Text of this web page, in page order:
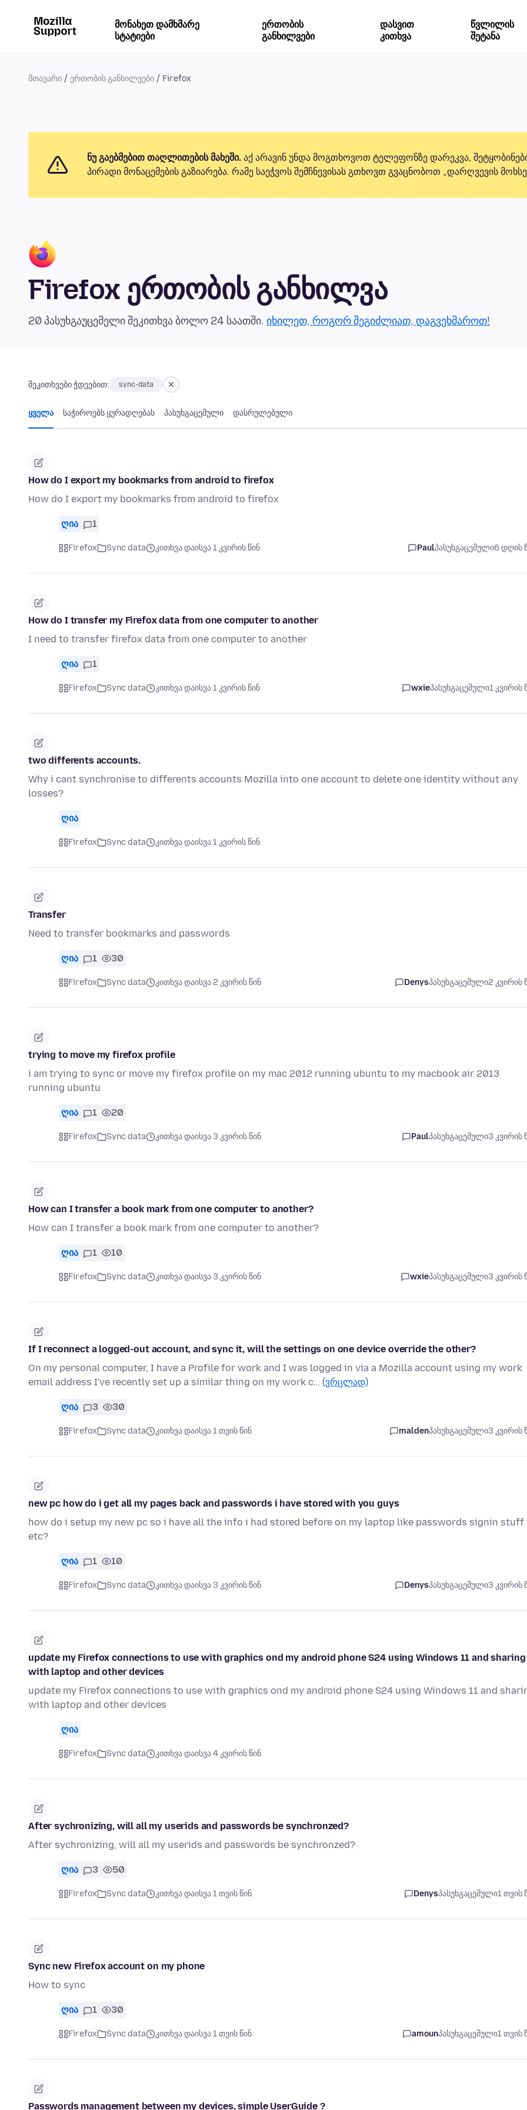
მონახეთ დამხმარე
სტატიები
ერთობის
განხილვები
დასვით
კითხვა
წვლილის
შეტანა
მთავარი ერთობის განხილვები Firefox
ნუ გაებმებით თაღლითების მახეში. აქ არავინ უნდა მოგთხოვოთ ტელეფონზე დარეკვა,
პირადი მონაცემების გაზიარება. რამე საეჭვოს შემჩნევისას გთხოვთ გვაცნობოთ „დარღვევის
Firefox ერთობის განხილვა
20 პასუხგაუცემელი შეკითხვა ბოლო 24 საათში. იხილეთ, როგორ შეგიძლიათ, დაგვეხმაროთ!
შეკითხვები ჭდეებით: sync-data
ყველა საჭიროებს ყურადღებას პასუხგაცემული დასრულებული
How do I export my bookmarks from android to firefox
How do I export my bookmarks from android to firefox
ღია 1
Firefox Sync data კითხვა დაისვა 1 კვირის წინ Paulპასუხგაცემული6 დღის
How do I transfer my Firefox data from one computer to another
I need to transfer firefox data from one computer to another
ღია 1
Firefox Sync data კითხვა დაისვა 1 კვირის წინ wxieპასუხგაცემული1 კვირის
two differents accounts.
Why i cant synchronise to differents accounts Mozilla into one account to delete one identity without any
losses?
ღია
Firefox Sync data კითხვა დაისვა 1 კვირის წინ
Transfer
Need to transfer bookmarks and passwords
ღია 1 30
Firefox Sync data კითხვა დაისვა 2 კვირის წინ Denysპასუხგაცემული2 კვირის
trying to move my firefox profile
i am trying to sync or move my firefox profile on my mac 2012 running ubuntu to my macbook air 2013
running ubuntu
ღია 1 20
Firefox Sync data კითხვა დაისვა 3 კვირის წინ Paulპასუხგაცემული3 კვირის
How can I transfer a book mark from one computer to another?
How can I transfer a book mark from one computer to another?
ღია 1 10
Firefox Sync data კითხვა დაისვა 3 კვირის წინ wxieპასუხგაცემული3 კვირის
If I reconnect a logged-out account, and sync it, will the settings on one device override the other?
On my personal computer, I have a Profile for work and I was logged in via a Mozilla account using my work
email address I've recently set up a similar thing on my work c… (ვრცლად)
ღია 3 30
Firefox Sync data კითხვა დაისვა 1 თვის წინ maldenპასუხგაცემული3 კვირის
new pc how do i get all my pages back and passwords i have stored with you guys
how do i setup my new pc so i have all the info i had stored before on my laptop like passwords signin stuff
etc?
ღია 1 10
Firefox Sync data კითხვა დაისვა 3 კვირის წინ Denysპასუხგაცემული3 კვირის
update my Firefox connections to use with graphics ond my android phone S24 using Windows 11 and sharing
with laptop and other devices
update my Firefox connections to use with graphics ond my android phone S24 using Windows 11 and
with laptop and other devices
ღია
Firefox Sync data კითხვა დაისვა 4 კვირის წინ
After sychronizing, will all my userids and passwords be synchronzed?
After sychronizing, will all my userids and passwords be synchronzed?
ღია 3 50
Firefox Sync data კითხვა დაისვა 1 თვის წინ Denysპასუხგაცემული1 თვის
Sync new Firefox account on my phone
How to sync
ღია 1 30
Firefox Sync data კითხვა დაისვა 1 თვის წინ amounპასუხგაცემული1 თვის
Passwords management between my devices, simple UserGuide ?